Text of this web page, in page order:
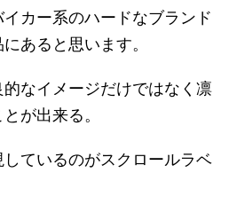
カー系のハードなブランド
あると思います。
なイメージだけではなく凛
が出来る。
ているのがスクロールラベ